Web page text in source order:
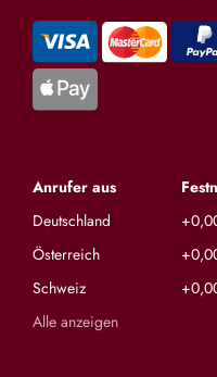
Anrufer aus
Deutschland
Österreich
Schweiz
Alle anzeigen